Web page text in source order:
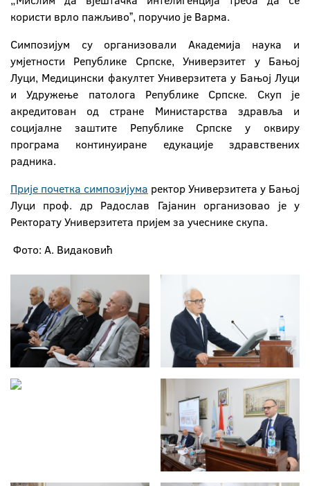
користи врло пажљивоˮ, поручио је Варма.
Симпозијум су организовали Академија наука и
умјетности Републике Српске,Универзитет у Бањој
Луци, Медицински факултет Универзитета у Бањој Луци
и Удружење патолога Републике Српске. Скуп је
акредитован од стране Министарства здравља и
социјалне заштите Републике Српске у оквиру
програма континуиране едукације здравствених
радника.
Прије почетка симпозијума ректор Универзитета у Бањој
Луци проф. др Радослав Гајанин организовао је у
Ректорату Универзитета пријем за учеснике скупа.
Фото: А. Видаковић